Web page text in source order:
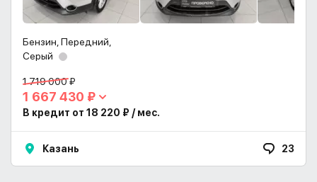
Бензин, Передний,
Серый
1 719 000 ₽
1 667 430 ₽
В кредит от 18 220 ₽ / мес.
Казань 23